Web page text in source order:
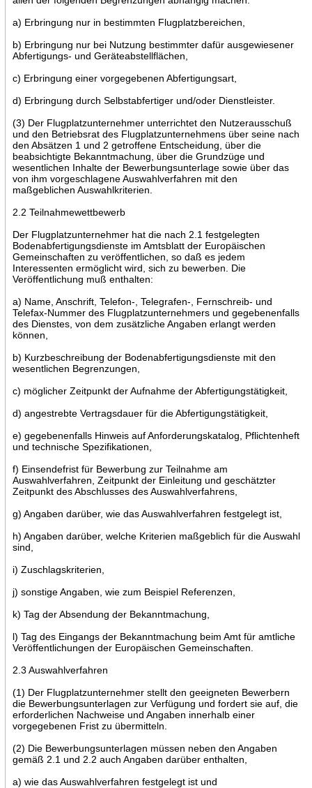
a) Erbringung nur in bestimmten Flugplatzbereichen,
b) Erbringung nur bei Nutzung bestimmter dafür ausgewiesener
Abfertigungs- und Geräteabstellflächen,
c) Erbringung einer vorgegebenen Abfertigungsart,
d) Erbringung durch Selbstabfertiger und/oder Dienstleister.
(3) Der Flugplatzunternehmer unterrichtet den Nutzerausschuß
und den Betriebsrat des Flugplatzunternehmens über seine nach
den Absätzen 1 und 2 getroffene Entscheidung, über die
beabsichtigte Bekanntmachung, über die Grundzüge und
wesentlichen Inhalte der Bewerbungsunterlage sowie über das
von ihm vorgeschlagene Auswahlverfahren mit den
maßgeblichen Auswahlkriterien.
2.2 Teilnahmewettbewerb
Der Flugplatzunternehmer hat die nach 2.1 festgelegten
Bodenabfertigungsdienste im Amtsblatt der Europäischen
Gemeinschaften zu veröffentlichen, so daß es jedem
Interessenten ermöglicht wird, sich zu bewerben. Die
Veröffentlichung muß enthalten:
a) Name, Anschrift, Telefon-, Telegrafen-, Fernschreib- und
Telefax-Nummer des Flugplatzunternehmers und gegebenenfalls
des Dienstes, von dem zusätzliche Angaben erlangt werden
können,
b) Kurzbeschreibung der Bodenabfertigungsdienste mit den
wesentlichen Begrenzungen,
c) möglicher Zeitpunkt der Aufnahme der Abfertigungstätigkeit,
d) angestrebte Vertragsdauer für die Abfertigungstätigkeit,
e) gegebenenfalls Hinweis auf Anforderungskatalog, Pflichtenheft
und technische Spezifikationen,
f) Einsendefrist für Bewerbung zur Teilnahme am
Auswahlverfahren, Zeitpunkt der Einleitung und geschätzter
Zeitpunkt des Abschlusses des Auswahlverfahrens,
g) Angaben darüber, wie das Auswahlverfahren festgelegt ist,
h) Angaben darüber, welche Kriterien maßgeblich für die Auswahl
sind,
i) Zuschlagskriterien,
j) sonstige Angaben, wie zum Beispiel Referenzen,
k) Tag der Absendung der Bekanntmachung,
l) Tag des Eingangs der Bekanntmachung beim Amt für amtliche
Veröffentlichungen der Europäischen Gemeinschaften.
2.3 Auswahlverfahren
(1) Der Flugplatzunternehmer stellt den geeigneten Bewerbern
die Bewerbungsunterlagen zur Verfügung und fordert sie auf, die
erforderlichen Nachweise und Angaben innerhalb einer
vorgegebenen Frist zu übermitteln.
(2) Die Bewerbungsunterlagen müssen neben den Angaben
gemäß 2.1 und 2.2 auch Angaben darüber enthalten,
a) wie das Auswahlverfahren festgelegt ist und